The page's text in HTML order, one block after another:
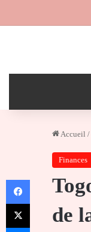
Accueil /
Finances
de
Facebook
X
Messenger